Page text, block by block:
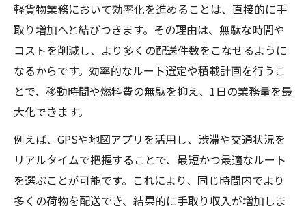
繋がる
丁寧な軽貨物の取り扱いで差別化を図る秘
訣
安定収入へ導く軽貨物サービス品質の磨き
方
ト
軽貨物品質基準が収入を左右する理由とは
高収入狙いの軽貨物運送戦略を解説
軽貨物業務において効率化を進めることは、直接的に手
取り増加へと結びつきます。その理由は、無駄な時間や
コストを削減し、より多くの配送件数をこなせるように
なるからです。効率的なルート選定や積載計画を行うこ
とで、移動時間や燃料費の無駄を抑え、1日の業務量を最
大化できます。
例えば、GPSや地図アプリを活用し、渋滞や交通状況を
リアルタイムで把握することで、最短かつ最適なルート
を選ぶことが可能です。これにより、同じ時間内でより
多くの荷物を配送でき、結果的に手取り収入が増加しま